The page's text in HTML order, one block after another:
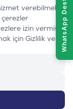
verebilmek
izin vermiş
için Gizlilik ve